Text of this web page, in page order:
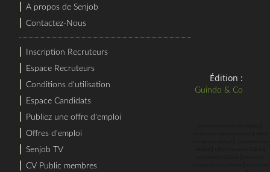
⎜A propos de Senjob
⎜Contactez-Nous
Inscription Recruteurs
Espace Recruteurs
⎜Conditions d'utilisation
Espace Candidats
Publiez une offre d'emploi
⎜Offres d'emploi
⎜Senjob TV
⎜CV Public membres
Édition :
Guindo & Co